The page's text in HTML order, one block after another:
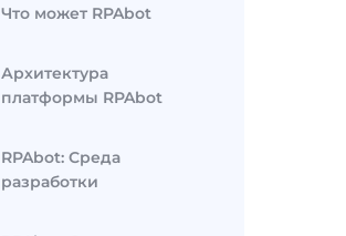
Что может RPAbot
Архитектура
платформы RPAbot
RPAbot: Среда
разработки